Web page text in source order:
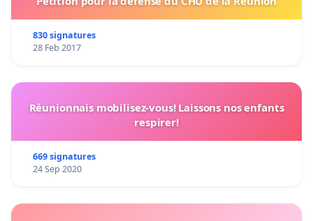
830 signatures
28 Feb 2017
Réunionnais mobilisez-vous! Laissons nos enfants
respirer!
669 signatures
24 Sep 2020